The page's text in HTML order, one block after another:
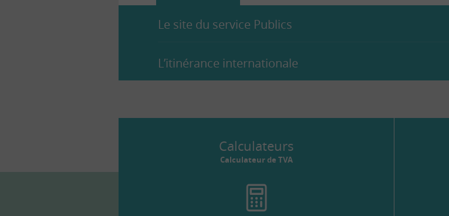
Le site du service Publics
L’itinérance internationale
Calculateurs
Calculateur de TVA